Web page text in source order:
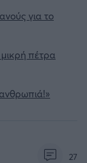
για το
πέτρα
27